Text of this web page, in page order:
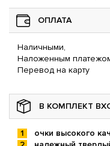
ОПЛАТА
Наличными,
Наложенным
Перевод на карту
В КОМПЛЕКТ
очки высокого